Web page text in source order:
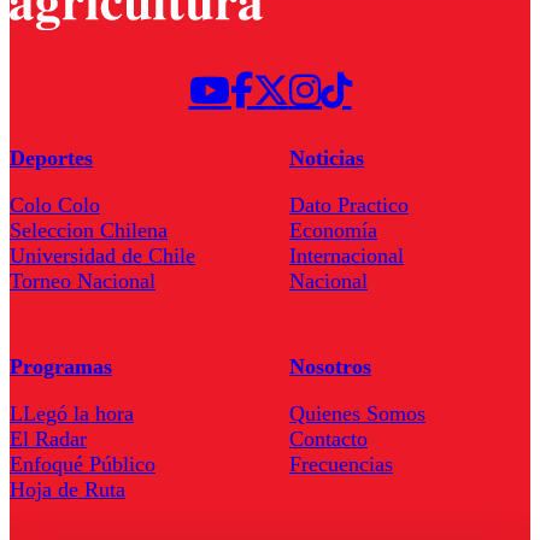
Deportes
Colo Colo
Seleccion Chilena
Universidad de Chile
Torneo Nacional
Noticias
Dato Practico
Economía
Internacional
Nacional
Programas
LLegó la hora
El Radar
Enfoqué Público
Hoja de Ruta
Nosotros
Quienes Somos
Contacto
Frecuencias